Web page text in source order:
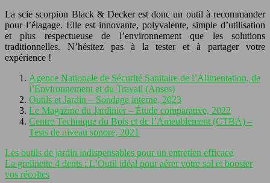
La scie scorpion Black & Decker est donc un outil à recommander
pour l’élagage. Elle est innovante, polyvalente, simple d’utilisation
et plus respectueuse de l’environnement que les solutions
traditionnelles. N’hésitez pas à la tester et à partager votre
expérience !
Agence Nationale de Sécurité Sanitaire de l’Alimentation, de
l’Environnement et du Travail (Anses)
Outils et Jardin – Sondage interne, 2023
Le Magazine du Jardinier – Étude comparative, 2022
Centre Technique du Bois et de l’Ameublement (CTBA) –
Tests de niveau sonore, 2021
Les outils de jardin indispensables pour un entretien efficace
La grelinette 4 dents : L’Outil idéal pour aérer votre sol et booster
vos récoltes